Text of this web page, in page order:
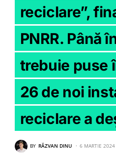
reciclare”,
PNRR. Până
trebuie puse
26 de noi
reciclare a
BY RĂZVAN DINU 6 MARTIE 2024